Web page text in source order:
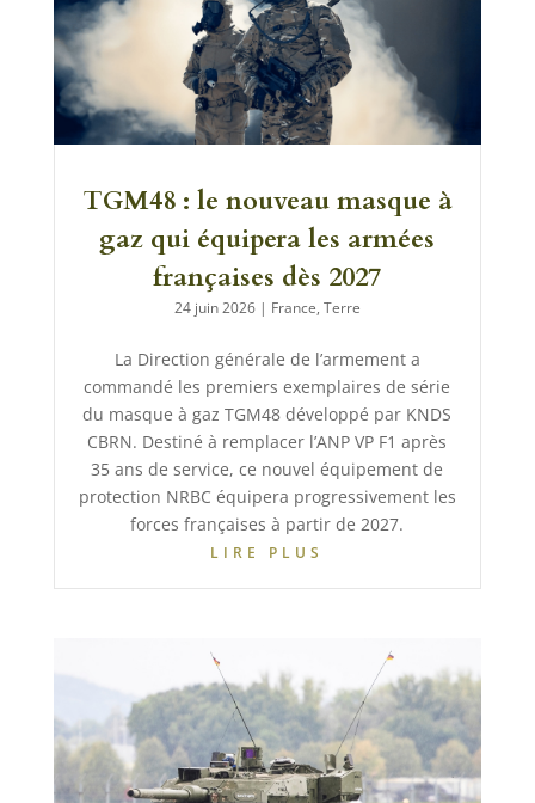
TGM48 : le nouveau masque à
gaz qui équipera les armées
françaises dès 2027
24 juin 2026| France, Terre
La Direction générale de l’armement a
commandé les premiers exemplaires de série
du masque à gaz TGM48 développé par KNDS
CBRN. Destiné à remplacer l’ANP VP F1 après
35 ans de service, ce nouvel équipement de
protection NRBC équipera progressivement les
forces françaises à partir de 2027.
LIRE PLUS